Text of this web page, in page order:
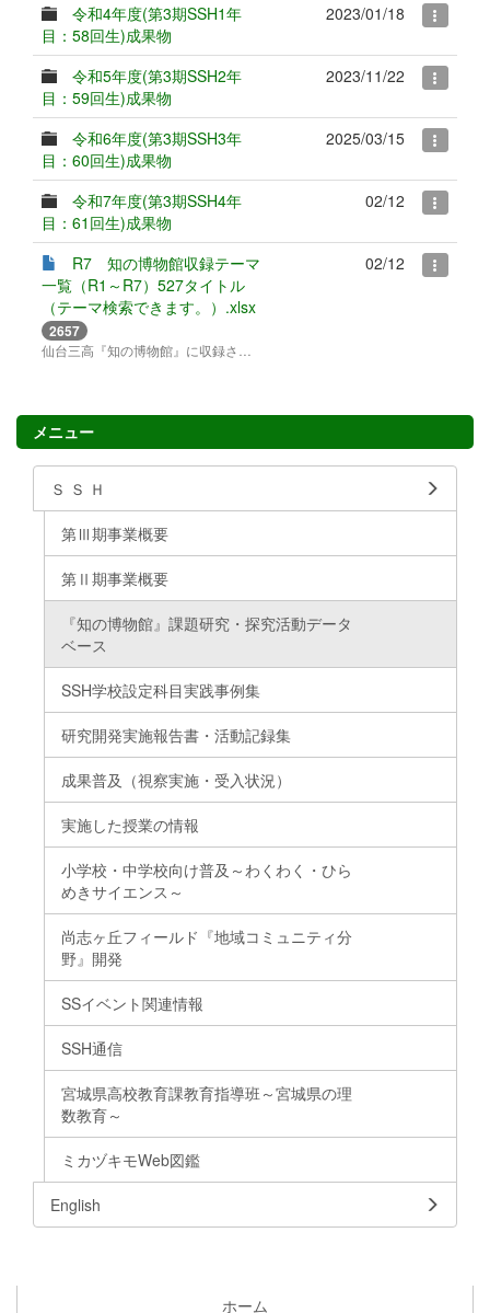
令和4年度(第3期SSH1年
目：58回生)成果物
2023/01/18
令和5年度(第3期SSH2年
目：59回生)成果物
2023/11/22
令和6年度(第3期SSH3年
目：60回生)成果物
2025/03/15
令和7年度(第3期SSH4年
目：61回生)成果物
02/12
R7 知の博物館収録テーマ
一覧（R1～R7）527タイトル
（テーマ検索できます。）.xlsx
2657
02/12
メニュー
Ｓ Ｓ Ｈ
第Ⅲ期事業概要
第Ⅱ期事業概要
『知の博物館』課題研究・探究活動データ
ベース
SSH学校設定科目実践事例集
研究開発実施報告書・活動記録集
成果普及（視察実施・受入状況）
実施した授業の情報
小学校・中学校向け普及～わくわく・ひら
めきサイエンス～
尚志ヶ丘フィールド『地域コミュニティ分
野』開発
SSイベント関連情報
SSH通信
宮城県高校教育課教育指導班～宮城県の理
数教育～
ミカヅキモWeb図鑑
English
ホーム